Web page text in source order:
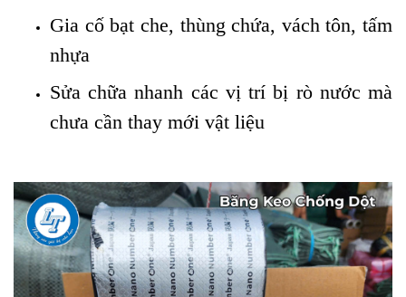
Gia cố bạt che, thùng chứa, vách tôn, tấm
nhựa
Sửa chữa nhanh các vị trí bị rò nước mà
chưa cần thay mới vật liệu